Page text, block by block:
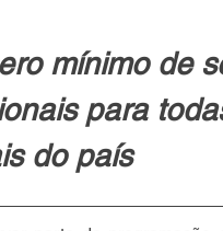
mínimo de
para
do país